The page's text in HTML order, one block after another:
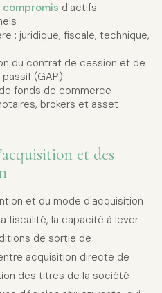
compromis d'actifs
: juridique, fiscale, technique,
du contrat de cession et de
(GAP)
fonds de commerce
brokers et asset
et des
et du mode d'acquisition
fiscalité, la capacité à lever
de sortie de
acquisition directe de
des titres de la société